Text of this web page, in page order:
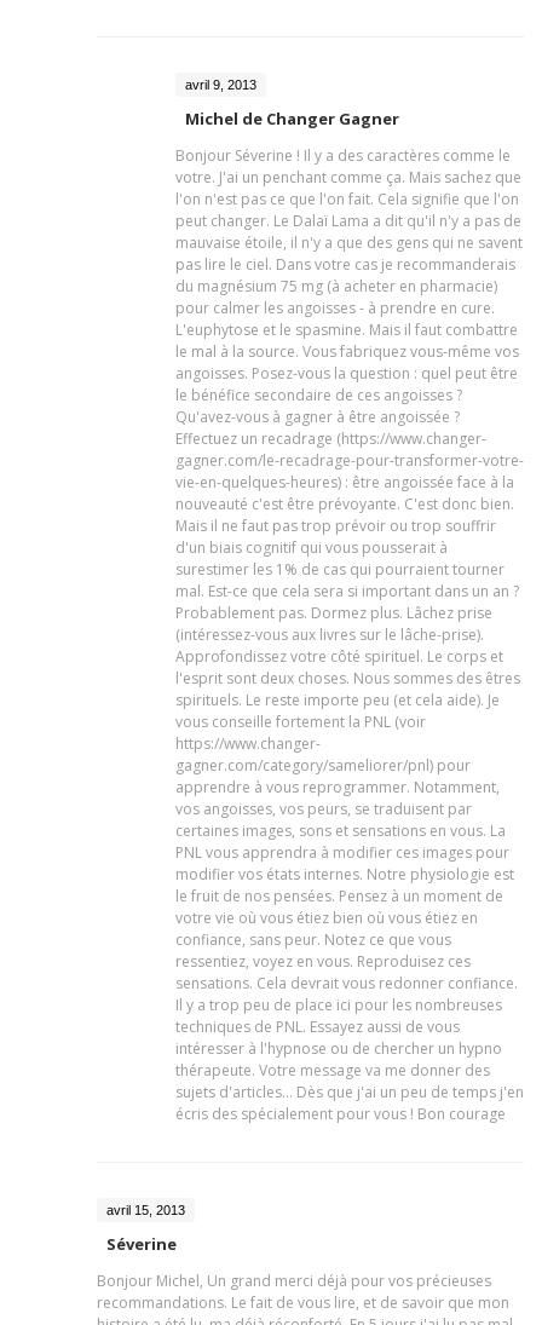
avril 9, 2013
Michel de Changer Gagner
Bonjour Séverine ! Il y a des caractères comme le
votre. J'ai un penchant comme ça. Mais sachez que
l'on n'est pas ce que l'on fait. Cela signifie que l'on
peut changer. Le Dalaï Lama a dit qu'il n'y a pas de
mauvaise étoile, il n'y a que des gens qui ne savent
pas lire le ciel. Dans votre cas je recommanderais
du magnésium 75 mg (à acheter en pharmacie)
pour calmer les angoisses - à prendre en cure.
L'euphytose et le spasmine. Mais il faut combattre
le mal à la source. Vous fabriquez vous-même vos
angoisses. Posez-vous la question : quel peut être
le bénéfice secondaire de ces angoisses ?
Qu'avez-vous à gagner à être angoissée ?
Effectuez un recadrage (https://www.changer-
gagner.com/le-recadrage-pour-transformer-votre-
vie-en-quelques-heures) : être angoissée face à la
nouveauté c'est être prévoyante. C'est donc bien.
Mais il ne faut pas trop prévoir ou trop souffrir
d'un biais cognitif qui vous pousserait à
surestimer les 1% de cas qui pourraient tourner
mal. Est-ce que cela sera si important dans un an ?
Probablement pas. Dormez plus. Lâchez prise
(intéressez-vous aux livres sur le lâche-prise).
Approfondissez votre côté spirituel. Le corps et
l'esprit sont deux choses. Nous sommes des êtres
spirituels. Le reste importe peu (et cela aide). Je
vous conseille fortement la PNL (voir
https://www.changer-
gagner.com/category/sameliorer/pnl) pour
apprendre à vous reprogrammer. Notamment,
vos angoisses, vos peurs, se traduisent par
certaines images, sons et sensations en vous. La
PNL vous apprendra à modifier ces images pour
modifier vos états internes. Notre physiologie est
le fruit de nos pensées. Pensez à un moment de
votre vie où vous étiez bien où vous étiez en
confiance, sans peur. Notez ce que vous
ressentiez, voyez en vous. Reproduisez ces
sensations. Cela devrait vous redonner confiance.
Il y a trop peu de place ici pour les nombreuses
techniques de PNL. Essayez aussi de vous
intéresser à l'hypnose ou de chercher un hypno
thérapeute. Votre message va me donner des
sujets d'articles... Dès que j'ai un peu de temps j'en
écris des spécialement pour vous ! Bon courage
avril 15, 2013
Séverine
Bonjour Michel, Un grand merci déjà pour vos précieuses
recommandations. Le fait de vous lire, et de savoir que mon